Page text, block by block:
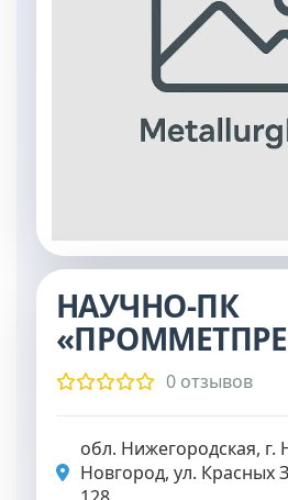
НАУЧНО-ПК
0 отзывов
обл. Нижегородская, г.
Новгород, ул. Красных